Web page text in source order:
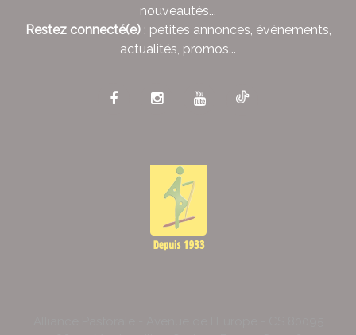
nouveautés...
Restez connecté(e): petites annonces, événements,
actualités, promos...